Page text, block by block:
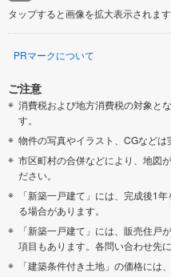
タップすると画像を拡大表示されます
PRマークについて
ご注意
消費税および地方消費税の対象と
す。
物件の写真やイラスト、CGなどは
市区町村の合併などにより、地図
ださい。
「新築一戸建て」には、完成後1
る場合があります。
「新築一戸建て」には、販売住戸
項目もあります。各問い合わせ先
「建築条件付き土地」の価格には